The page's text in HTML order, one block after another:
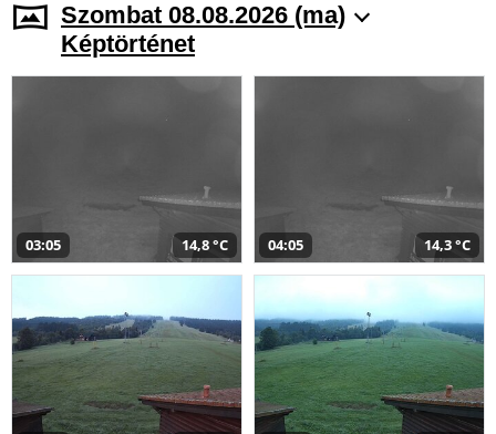
Szombat 08.08.2026 (ma)
Képtörténet
03:05 14,8 °C 04:05 14,3 °C